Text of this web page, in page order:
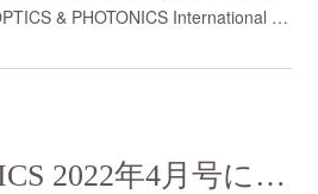
& PHOTONICS International …
月刊OPTRONICS 2022年4月号に掲載されました。